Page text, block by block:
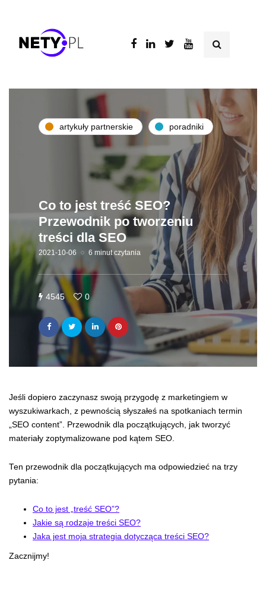
artykuły partnerskie poradniki
Co to jest treść SEO?
Przewodnik po tworzeniu
treści dla SEO
2021-10-06 6 minut czytania
4545 0
Jeśli dopiero zaczynasz swoją przygodę z marketingiem w
wyszukiwarkach, z pewnością słyszałeś na spotkaniach termin
„SEO content”. Przewodnik dla początkujących, jak tworzyć
materiały zoptymalizowane pod kątem SEO.
Ten przewodnik dla początkujących ma odpowiedzieć na trzy
pytania:
Co to jest „treść SEO”?
Jakie są rodzaje treści SEO?
Jaka jest moja strategia dotycząca treści SEO?
Zacznijmy!